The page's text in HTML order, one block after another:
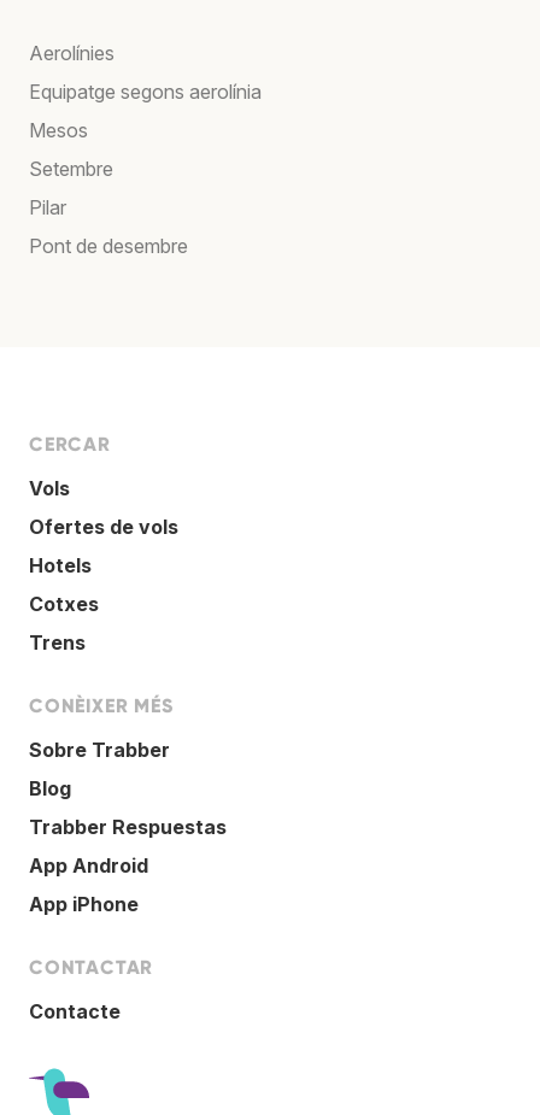
Aerolínies
Equipatge segons aerolínia
Mesos
Setembre
Pilar
Pont de desembre
CERCAR
Vols
Ofertes de vols
Hotels
Cotxes
Trens
CONÈIXER MÉS
Sobre Trabber
Blog
Trabber Respuestas
App Android
App iPhone
CONTACTAR
Contacte